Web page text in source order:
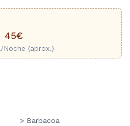
45€
Noche (aprox.)
> Barbacoa